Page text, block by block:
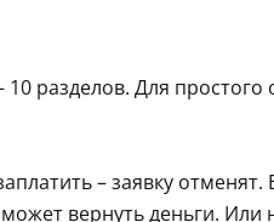
разделов. Для
– заявку
вернуть деньги. Или